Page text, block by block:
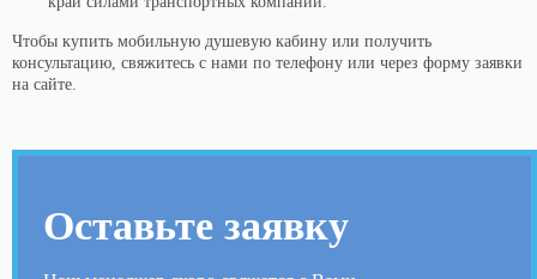
Чтобы купить мобильную душевую кабину или получить
консультацию, свяжитесь с нами по телефону или через форму заявки
на сайте.
Оставьте заявку